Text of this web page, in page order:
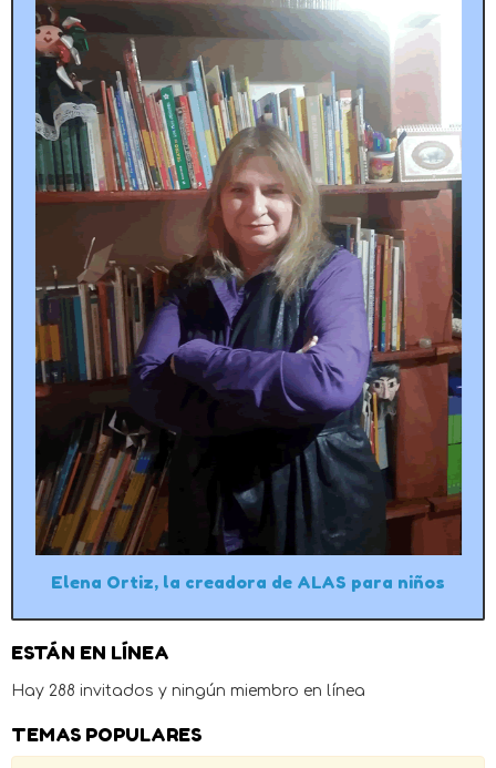
Elena Ortiz, la creadora de ALAS para niños
ESTÁN EN LÍNEA
Hay 288 invitados y ningún miembro en línea
TEMAS POPULARES